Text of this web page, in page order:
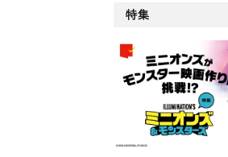
特集